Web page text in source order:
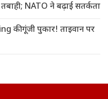
NATO ने बढ़ाई सतर्कता
की गूंजी पुकार! ताइवान पर